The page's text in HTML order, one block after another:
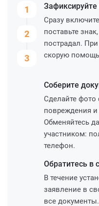
1
2
3
Зафиксируйте
Сразу
поставьте
пострадал.
скорую
Соберите
Сделайте фото
повреждения
Обменяйтесь
участником:
телефон.
Обратитесь в
В течение
заявление в
все